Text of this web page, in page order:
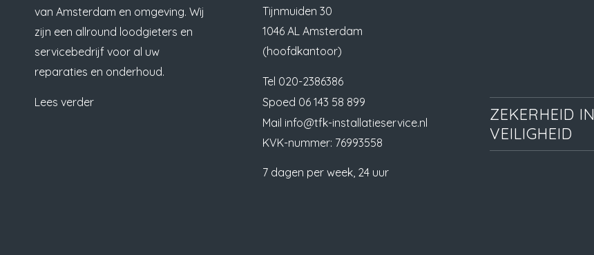
van Amsterdam en omgeving. Wij
zijn een allround loodgieters en
servicebedrijf voor al uw
reparaties en onderhoud.
Lees verder
Tijnmuiden 30
1046 AL Amsterdam
(hoofdkantoor)
Tel 020-2386386
Spoed 06 143 58 899
Mail info@tfk-installatieservice.nl
KVK-nummer: 76993558
7 dagen per week, 24 uur
ZEKERHEID IN
VEILIGHEID